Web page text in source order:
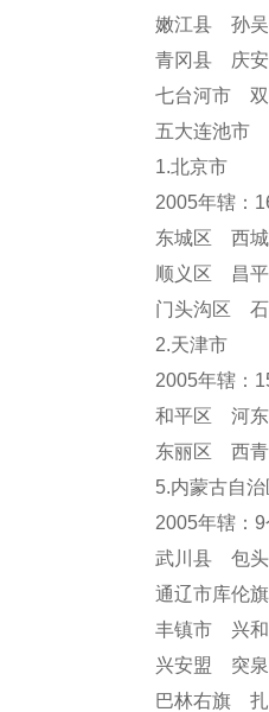
嫩江县 孙
青冈县 庆
七台河市
五大连池市
1.北京市
2005年辖：
东城区 西
顺义区 昌
门头沟区
2.天津市
2005年辖：
和平区 河
东丽区 西
5.内蒙古自治
2005年辖：
武川县 包
通辽市库
丰镇市 兴
兴安盟 突
巴林右旗